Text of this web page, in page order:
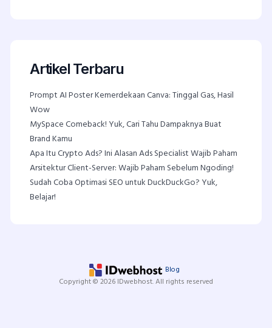
Artikel Terbaru
Prompt AI Poster Kemerdekaan Canva: Tinggal Gas, Hasil
Wow
MySpace Comeback! Yuk, Cari Tahu Dampaknya Buat
Brand Kamu
Apa Itu Crypto Ads? Ini Alasan Ads Specialist Wajib Paham
Arsitektur Client-Server: Wajib Paham Sebelum Ngoding!
Sudah Coba Optimasi SEO untuk DuckDuckGo? Yuk,
Belajar!
Blog
Copyright © 2026 IDwebhost. All rights reserved